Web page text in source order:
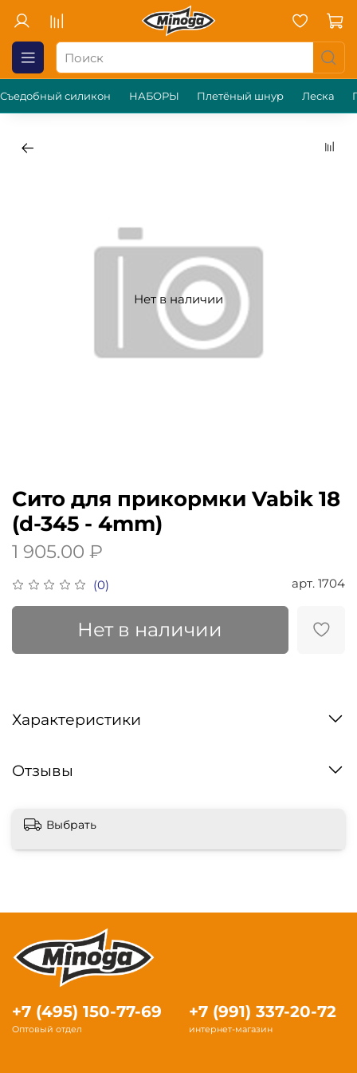
Съедобный силикон НАБОРЫ Плетёный шнур Леска
Нет в наличии
(0) арт. 1704
Сито для прикормки Vabik 18
(d-345 - 4mm)
1 905.00 ₽
Нет в наличии
Характеристики
Отзывы
Выбрать
+7 (495) 150-77-69
Оптовый отдел
+7 (991) 337-20-72
интернет-магазин